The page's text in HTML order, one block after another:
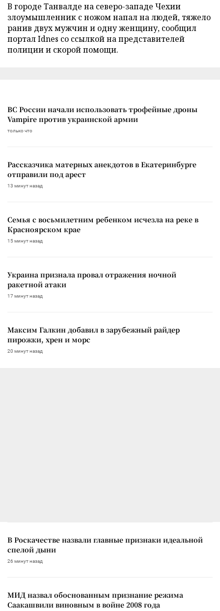
В городе Танвалде на северо-западе Чехии
злоумышленник с ножом напал на людей, тяжело
ранив двух мужчин и одну женщину, сообщил
портал Idnes со ссылкой на представителей
полиции и скорой помощи.
ВС России начали использовать трофейные дроны
Vampire против украинской армии
только что
Рассказчика матерных анекдотов в Екатеринбурге
отправили под арест
13 минут назад
Семья с восьмилетним ребенком исчезла на реке в
Красноярском крае
15 минут назад
Украина признала провал отражения ночной
ракетной атаки
17 минут назад
Максим Галкин добавил в зарубежный райдер
пирожки, хрен и морс
20 минут назад
В Роскачестве назвали главные признаки идеальной
спелой дыни
26 минут назад
МИД назвал обоснованным признание режима
Саакашвили виновным в войне 2008 года